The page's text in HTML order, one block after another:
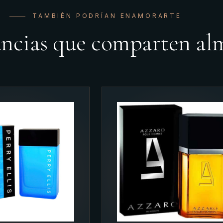
TAMBIÉN PODRÍAN ENAMORARTE
que comparten